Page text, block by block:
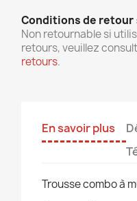
Conditions de retour
Non retournable si
retours, veuillez
retours.
En savoir plus
Trousse combo à